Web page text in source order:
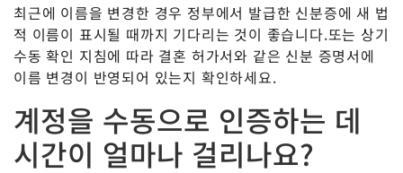
최근에 이름을 변경한 경우 정부에서 발급한 신분증에 새 법
적 이름이 표시될 때까지 기다리는 것이 좋습니다.또는 상기
수동 확인 지침에 따라 결혼 허가서와 같은 신분 증명서에
이름 변경이 반영되어 있는지 확인하세요.
계정을 수동으로 인증하는 데
시간이 얼마나 걸리나요?